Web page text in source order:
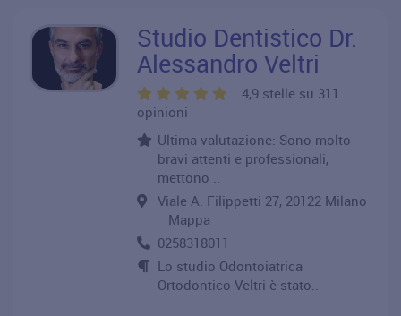
Studio Dentistico Dr.
Alessandro Veltri
4,9 stelle su 311
opinioni
Ultima valutazione: Sono molto
bravi attenti e professionali,
mettono ..
Viale A. Filippetti 27, 20122 Milano
Mappa
0258318011
Lo studio Odontoiatrica
Ortodontico Veltri è stato..